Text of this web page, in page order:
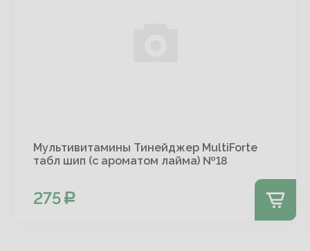
Мультивитамины Тинейджер MultiForte
табл шип (с ароматом лайма) №18
275